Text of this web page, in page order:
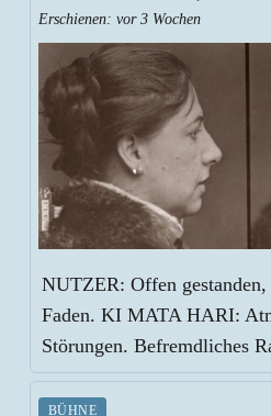
Erschienen:vor 3 Wochen
NUTZER: Offen
Faden. KI MATA HARI:
Störungen. Befremdliches
BÜHNE